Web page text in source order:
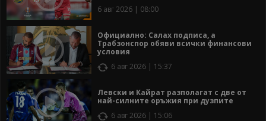
6 авг 2026 | 08:00
Официално: Салах подписа, а
Трабзонспор обяви всички финансови
условия
6 авг 2026 | 15:37
Левски и Кайрат разполагат с две от
най-силните оръжия при дузпите
6 авг 2026 | 15:06